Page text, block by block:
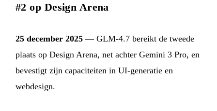
#2 op Design Arena
25 december 2025 — GLM-4.7 bereikt de tweede
plaats op Design Arena, net achter Gemini 3 Pro, en
bevestigt zijn capaciteiten in UI-generatie en
webdesign.